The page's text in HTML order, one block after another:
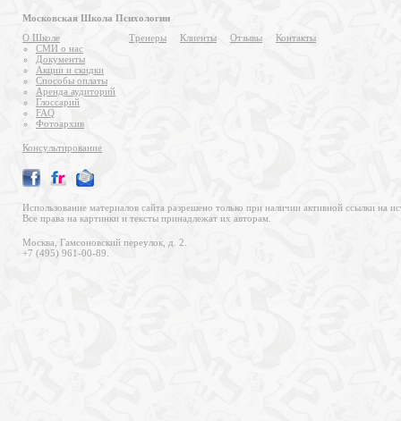
Московская Школа Психологии
О Школе
СМИ о нас
Документы
Акции и скидки
Способы оплаты
Аренда аудиторий
Глоссарий
FAQ
Фотоархив
Тренеры Клиенты Отзывы Контакты
Консультирование
Использование материалов сайта разрешено только при наличии активной ссылки на
Все права на картинки и тексты принадлежат их авторам.
Москва, Гамсоновский переулок, д. 2.
+7 (495) 961-00-89.